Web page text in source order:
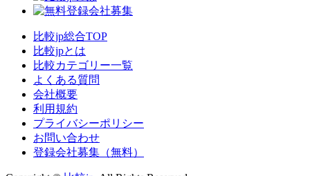
比較jp総合TOP
比較jpとは
比較カテゴリー一覧
よくある質問
会社概要
利用規約
プライバシーポリシー
お問い合わせ
登録会社募集（無料）